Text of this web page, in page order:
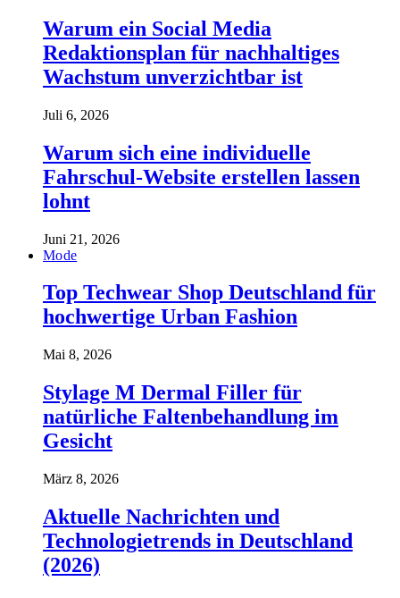
Warum ein Social Media
Redaktionsplan für nachhaltiges
Wachstum unverzichtbar ist
Juli 6, 2026
Warum sich eine individuelle
Fahrschul-Website erstellen lassen
lohnt
Juni 21, 2026
Mode
Top Techwear Shop Deutschland für
hochwertige Urban Fashion
Mai 8, 2026
Stylage M Dermal Filler für
natürliche Faltenbehandlung im
Gesicht
März 8, 2026
Aktuelle Nachrichten und
Technologietrends in Deutschland
(2026)